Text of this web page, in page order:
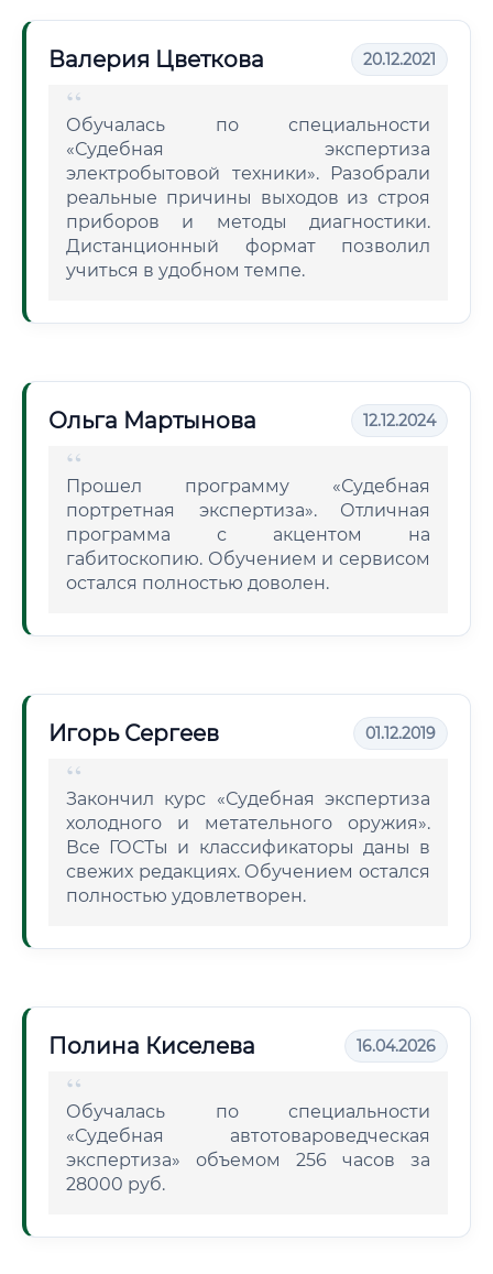
Валерия Цветкова 20.12.2021
Обучалась по специальности
«Судебная экспертиза
электробытовой техники». Разобрали
реальные причины выходов из строя
приборов и методы диагностики.
Дистанционный формат позволил
учиться в удобном темпе.
Ольга Мартынова 12.12.2024
Прошел программу «Судебная
портретная экспертиза». Отличная
программа с акцентом на
габитоскопию. Обучением и сервисом
остался полностью доволен.
Игорь Сергеев 01.12.2019
Закончил курс «Судебная экспертиза
холодного и метательного оружия».
Все ГОСТы и классификаторы даны в
свежих редакциях. Обучением остался
полностью удовлетворен.
Полина Киселева 16.04.2026
Обучалась по специальности
«Судебная автотовароведческая
экспертиза» объемом 256 часов за
28000 руб.